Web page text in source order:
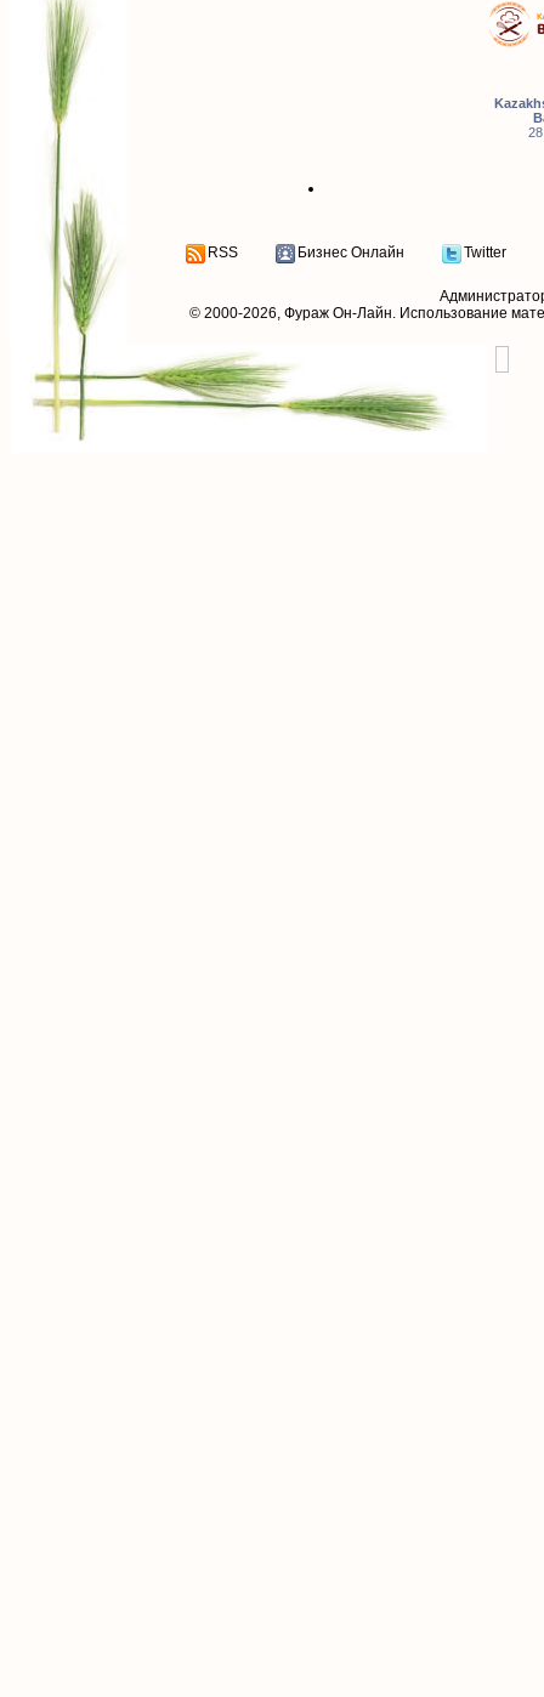
RSS Бизнес Онлайн Twitter
© 2000-2026, Фураж Он-Лайн. Использование